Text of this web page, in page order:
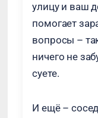
улицу и ваш
помогает
вопросы –
ничего не
суете.
И ещё –